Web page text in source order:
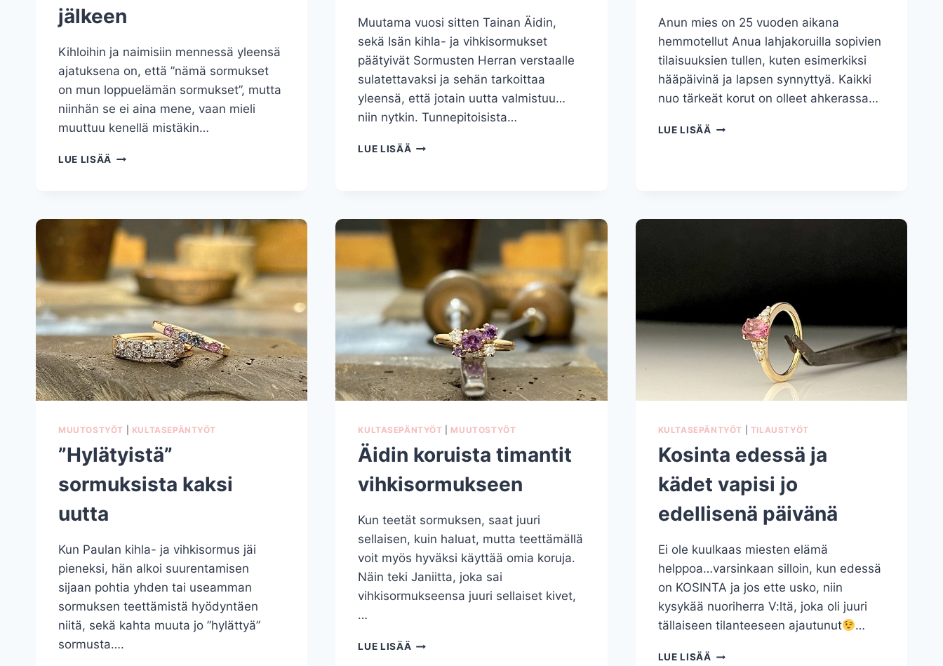
jälkeen
Kihloihin ja naimisiin mennessä yleensä
ajatuksena on, että ”nämä sormukset
on mun loppuelämän sormukset”, mutta
niinhän se ei aina mene, vaan mieli
muuttuu kenellä mistäkin…
LUE LISÄÄ KIHLAT
VUODEN
JÄLKEEN
Muutama vuosi sitten Tainan Äidin,
sekä Isän kihla- ja vihkisormukset
päätyivät Sormusten Herran verstaalle
sulatettavaksi ja sehän tarkoittaa
yleensä, että jotain uutta valmistuu…
niin nytkin. Tunnepitoisista…
LUE LISÄÄ ÄIDIN,
YKSI
Anun mies on 25 vuoden aikana
hemmotellut Anua lahjakoruilla sopivien
tilaisuuksien tullen, kuten esimerkiksi
hääpäivinä ja lapsen synnyttyä. Kaikki
nuo tärkeät korut on olleet ahkerassa…
LUE LISÄÄ VANHOISTA
MUUTOSTYÖT KULTASEPÄNTYÖT
”Hylätyistä”
sormuksista kaksi
uutta
Kun Paulan kihla- ja vihkisormus jäi
pieneksi, hän alkoi suurentamisen
sijaan pohtia yhden tai useamman
sormuksen teettämistä hyödyntäen
niitä, sekä kahta muuta jo ”hylättyä”
sormusta….
KULTASEPÄNTYÖT MUUTOSTYÖT
Äidin koruista timantit
vihkisormukseen
Kun teetät sormuksen, saat juuri
sellaisen, kuin haluat, mutta teettämällä
voit myös hyväksi käyttää omia koruja.
Näin teki Janiitta, joka sai
vihkisormukseensa juuri sellaiset kivet,
…
LUE LISÄÄ ÄIDIN
KULTASEPÄNTYÖT TILAUSTYÖT
Kosinta edessä ja
kädet vapisi jo
edellisenä päivänä
Ei ole kuulkaas miesten elämä
helppoa…varsinkaan silloin, kun edessä
on KOSINTA ja jos ette usko, niin
kysykää nuoriherra V:ltä, joka oli juuri
tällaiseen tilanteeseen ajautunut
…
LUE LISÄÄ KOSINTA